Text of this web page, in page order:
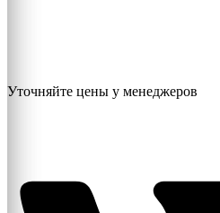
Уточняйте цены у менеджеров